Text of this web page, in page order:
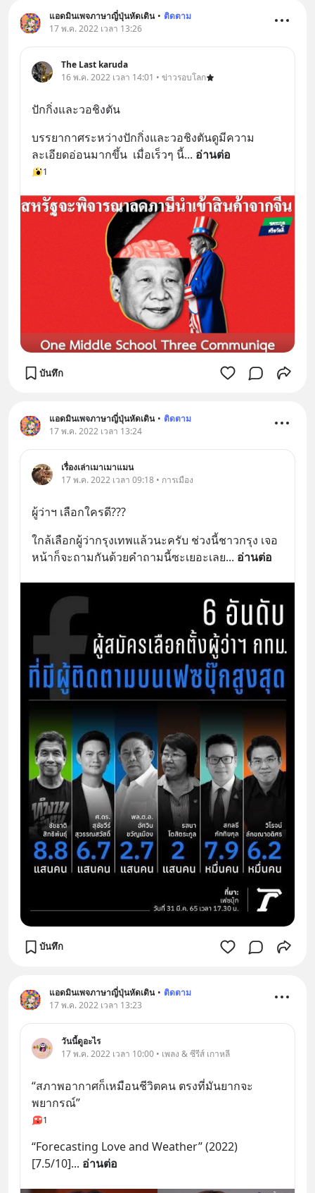
แอดมินเพจภาษาญี่ปุ่นหัดเดิน • ติดตาม
17 พ.ค. 2022 เวลา 13:26
The Last karuda
16 พ.ค. 2022 เวลา 14:01 • ข่าวรอบโลก
ปักกิ่งและวอชิงตัน
บรรยากาศระหว่างปักกิ่งและวอชิงตันดูมีความ
ละเอียดอ่อนมากขึ้น​  เมื่อเร็วๆ นี้... อ่านต่อ
1
บันทึก
แอดมินเพจภาษาญี่ปุ่นหัดเดิน • ติดตาม
17 พ.ค. 2022 เวลา 13:24
เรื่องเล่าเมาเมาแมน
17 พ.ค. 2022 เวลา 09:18 • การเมือง
ผู้ว่าฯ เลือกใครดี???
ใกล้เลือกผู้ว่ากรุงเทพแล้วนะครับ ช่วงนี้ชาวกรุง เจอ
หน้าก็จะถามกันด้วยคำถามนี้ซะเยอะเลย... อ่านต่อ
บันทึก
แอดมินเพจภาษาญี่ปุ่นหัดเดิน • ติดตาม
17 พ.ค. 2022 เวลา 13:23
วันนี้ดูอะไร
17 พ.ค. 2022 เวลา 10:00 • เพลง & ซีรีส์ เกาหลี
“สภาพอากาศก็เหมือนชีวิตคน ตรงที่มันยากจะ
พยากรณ์”
1
“Forecasting Love and Weather” (2022)
[7.5/10]... อ่านต่อ